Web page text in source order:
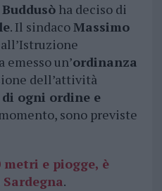
ha deciso di
. Il sindacoMassimo
emesso un’ordinanza
dell’attività
ogni ordine e
sono previste
metri e piogge, è
.